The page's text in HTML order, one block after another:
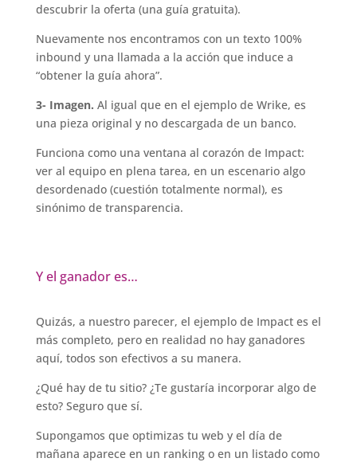
descubrir la oferta (una guía gratuita).
Nuevamente nos encontramos con un texto 100%
inbound y una llamada a la acción que induce a
“obtener la guía ahora”.
3- Imagen. Al igual que en el ejemplo de Wrike, es
una pieza original y no descargada de un banco.
Funciona como una ventana al corazón de Impact:
ver al equipo en plena tarea, en un escenario algo
desordenado (cuestión totalmente normal), es
sinónimo de transparencia.
Y el ganador es…
Quizás, a nuestro parecer, el ejemplo de Impact es el
más completo, pero en realidad no hay ganadores
aquí, todos son efectivos a su manera.
¿Qué hay de tu sitio? ¿Te gustaría incorporar algo de
esto? Seguro que sí.
Supongamos que optimizas tu web y el día de
mañana aparece en un ranking o en un listado como